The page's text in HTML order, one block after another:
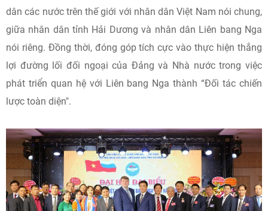
dân các nước trên thế giới với nhân dân Việt Nam nói chung,
giữa nhân dân tỉnh Hải Dương và nhân dân Liên bang Nga
nói riêng. Đồng thời, đóng góp tích cực vào thực hiện thắng
lợi đường lối đối ngoại của Đảng và Nhà nước trong việc
phát triển quan hệ với Liên bang Nga thành “Đối tác chiến
lược toàn diện".